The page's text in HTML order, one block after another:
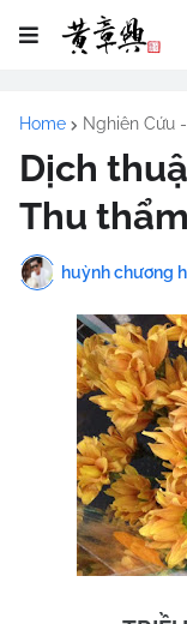
Home Nghiên Cứu
Dịch
Thu thẩm
huỳnh chương